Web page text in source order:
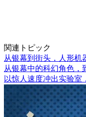
関連トピック
从银幕到街头，人形机
从银幕中的科幻角色，
以惊人速度冲出实验室